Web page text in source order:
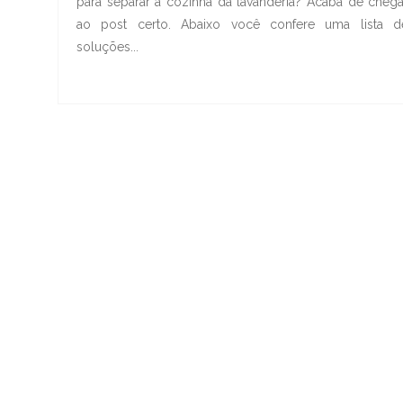
ao post certo. Abaixo você confere uma lista
soluções...